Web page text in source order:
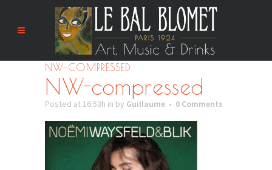
NW-COMPRESSED
NW-compressed
Posted at 16:53h in by Guillaume 0 Comments